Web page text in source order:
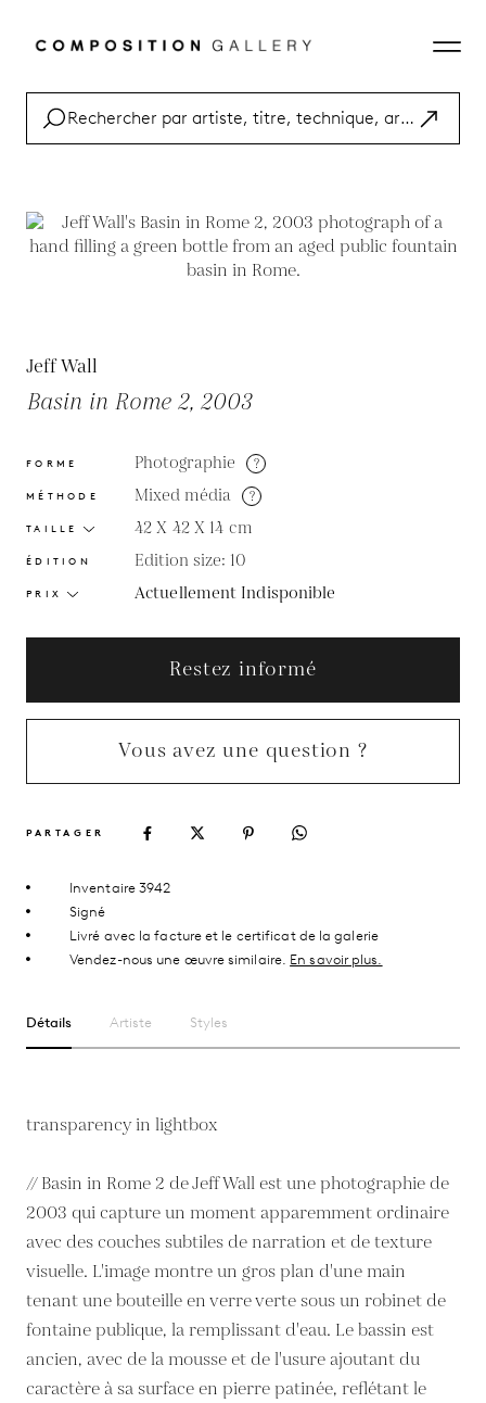
Jeff Wall
Basin in Rome 2, 2003
FORME Photographie ?
MÉTHODE Mixed média ?
TAILLE 42 X 42 X 14 cm
ÉDITION Edition size: 10
PRIX Actuellement Indisponible
Restez informé
Vous avez une question ?
PARTAGER
Inventaire 3942
Signé
Livré avec la facture et le certificat de la galerie
Vendez-nous une œuvre similaire. En savoir plus.
Détails Artiste Styles
transparency in lightbox
// Basin in Rome 2 de Jeff Wall est une photographie de
2003 qui capture un moment apparemment ordinaire
avec des couches subtiles de narration et de texture
visuelle. L'image montre un gros plan d'une main
tenant une bouteille en verre verte sous un robinet de
fontaine publique, la remplissant d'eau. Le bassin est
ancien, avec de la mousse et de l'usure ajoutant du
caractère à sa surface en pierre patinée, reflétant le